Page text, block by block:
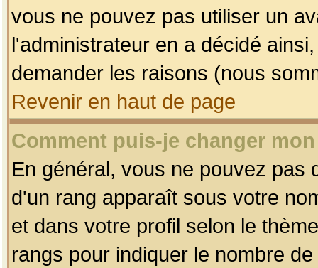
vous ne pouvez pas utiliser un
l'administrateur en a décidé
demander les raisons (nous
Revenir en haut de page
Comment puis-je changer
En général, vous ne pouvez pas
d'un rang apparaît sous votre
et dans votre profil selon le
rangs pour indiquer le nombre